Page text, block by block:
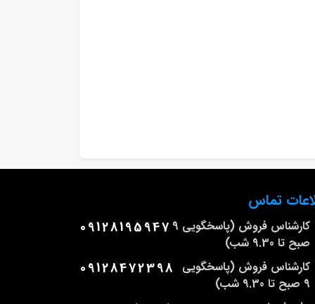
تماس
کارشناس فروش (پاسخگویی 9
صبح تا 9.30 شب)
09128195947
کارشناس فروش (پاسخگویی
9 صبح تا 9.30 شب)
09128472398